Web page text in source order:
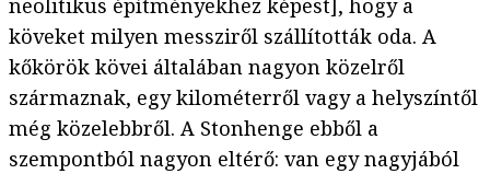
neolitikus építményekhez képest], hogy a
köveket milyen messziről szállították oda. A
kőkörök kövei általában nagyon közelről
származnak, egy kilométerről vagy a helyszíntől
még közelebbről. A Stonhenge ebből a
szempontból nagyon eltérő: van egy nagyjából